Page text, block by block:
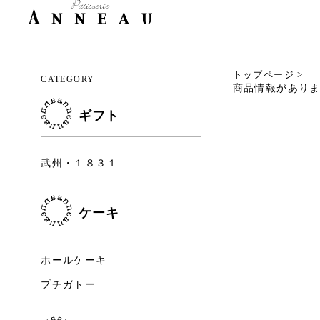
CATEGORY
ギフト
武州・１８３１
ケーキ
ホールケーキ
プチガトー
トップページ >
商品情報があり